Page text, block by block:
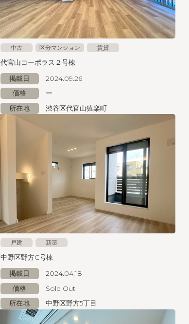
代官山コーポラス２号棟
掲載日
2024.09.26
価格
ー
所在地
渋谷区代官山猿楽町
中古 区分マンション 賃貸
中野区野方C号棟
掲載日
2024.04.18
価格
Sold Out
所在地
中野区野方5丁目
戸建 新築